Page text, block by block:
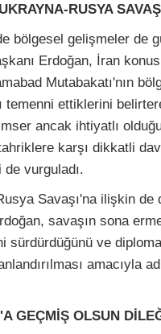
RUSYA
bölgesel gelişmeler de
Erdoğan, İran
Mutabakatı'nın
temenni ettiklerini
ancak ihtiyatlı
karşı dikkatli
vurguladı.
Savaşı'na ilişkin de
savaşın sona
sürdürdüğünü ve
amacıyla
GEÇMİŞ OLSUN